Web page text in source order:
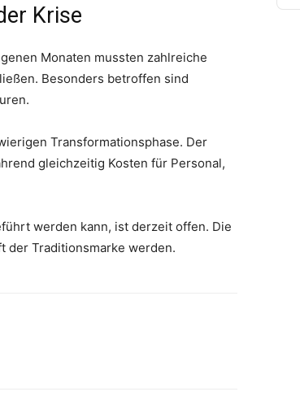
Krise
Monaten mussten zahlreiche
Besonders betroffen sind
Transformationsphase. Der
gleichzeitig Kosten für Personal,
werden kann, ist derzeit offen. Die
der Traditionsmarke werden.